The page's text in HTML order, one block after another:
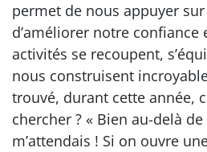
permet de nous appuyer
d’améliorer notre confiance
activités se recoupent,
nous construisent
trouvé, durant cette année,
chercher ? « Bien au-delà
m’attendais ! Si on ouvre